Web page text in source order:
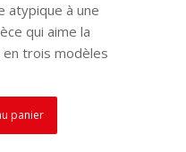
atypique à une
qui aime la
trois modèles
panier